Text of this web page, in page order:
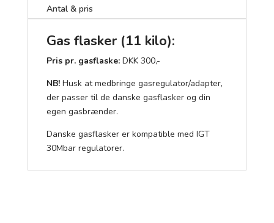
Antal & pris
Gas flasker (11 kilo):
Pris pr. gasflaske:DKK 300,-
NB!Husk at medbringe gasregulator/adapter,
der passer til de danske gasflasker og din
egen gasbrænder.
Danske gasflasker er kompatible med IGT
30Mbar regulatorer.